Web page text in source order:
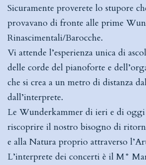
Sicuramente proverete lo stupore
provavano di fronte alle prime
Rinascimentali/Barocche.
Vi attende l’esperienza unica di
delle corde del pianoforte e
che si crea a un metro di distanza
dall’interprete.
Le Wunderkammer di ieri e di
riscoprire il nostro bisogno di
e alla Natura proprio attraverso
L’interprete dei concerti è il M°